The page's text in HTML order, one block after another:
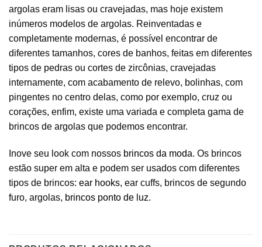
argolas eram lisas ou cravejadas, mas hoje existem
inúmeros modelos de argolas. Reinventadas e
completamente modernas, é possível encontrar de
diferentes tamanhos, cores de banhos, feitas em diferentes
tipos de pedras ou cortes de zircônias, cravejadas
internamente, com acabamento de relevo, bolinhas, com
pingentes no centro delas, como por exemplo, cruz ou
corações, enfim, existe uma variada e completa gama de
brincos de argolas que podemos encontrar.
Inove seu look com nossos brincos da moda. Os brincos
estão super em alta e podem ser usados com diferentes
tipos de brincos: ear hooks, ear cuffs, brincos de segundo
furo, argolas, brincos ponto de luz.